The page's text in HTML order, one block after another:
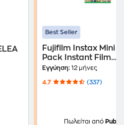
Best Seller
Fujifilm Instax Mini
Pack Instant Film
16386016
Εγγύηση: 12 μήνες
4.7 (337)
Πωλείται από Public